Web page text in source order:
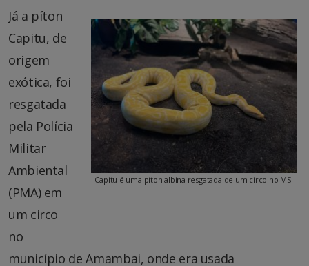
Capitu é uma píton albina resgatada de um circo no MS.
Já a píton
Capitu, de
origem
exótica, foi
resgatada
pela Polícia
Militar
Ambiental
(PMA) em
um circo
no
município de Amambai, onde era usada